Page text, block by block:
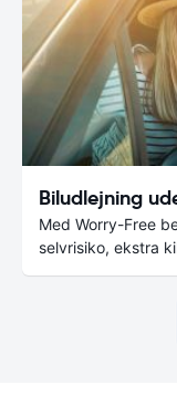
Biludlejning
Med Worry-Free
selvrisiko, ekstra